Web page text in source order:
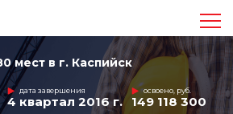
Достижения
Проекты
мест в г. Каспийск
дата завершения
4 квартал 2016 г.
освоено, руб.
149 118 300